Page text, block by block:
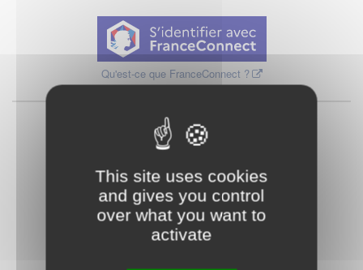
This site uses cookies
and gives you control
over what you want to
activate
Qu'est-ce que FranceConnect ?
Mot de passe oublié ? Je crée mon compte